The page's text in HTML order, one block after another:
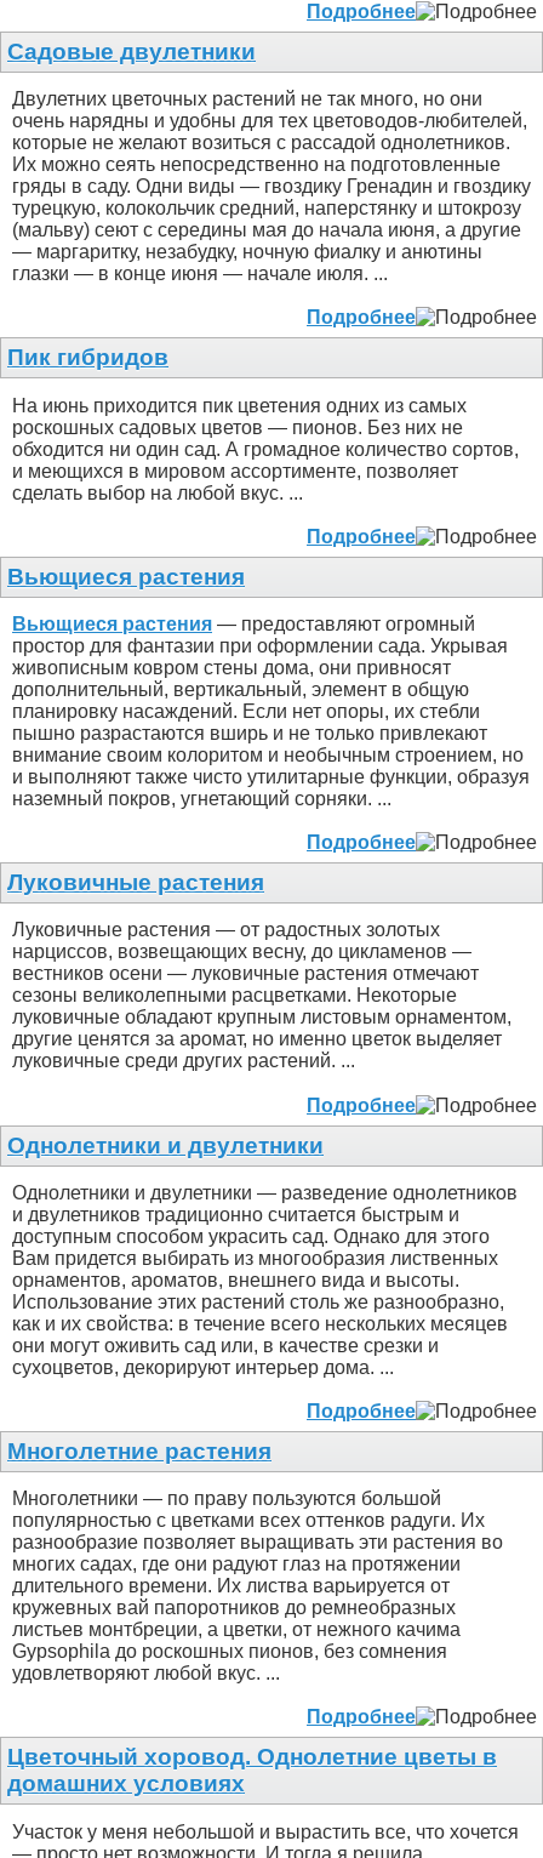
Подробнее
Садовые двулетники
Двулетних цветочных растений не так много, но они
очень нарядны и удобны для тех цветоводов-любителей,
которые не желают возиться с рассадой однолетников.
Их можно сеять непосредственно на подготовленные
гряды в саду. Одни виды — гвоздику Гренадин и гвоздику
турецкую, колокольчик средний, наперстянку и штокрозу
(мальву) сеют с середины мая до начала июня, а другие
— маргаритку, незабудку, ночную фиалку и анютины
глазки — в конце июня — начале июля. ...
Подробнее
Пик гибридов
На июнь приходится пик цветения одних из самых
роскошных садовых цветов — пионов. Без них не
обходится ни один сад. А громадное количество сортов,
и меющихся в мировом ассортименте, позволяет
сделать выбор на любой вкус. ...
Подробнее
Вьющиеся растения
Вьющиеся растения — предоставляют огромный
простор для фантазии при оформлении сада. Укрывая
живописным ковром стены дома, они привносят
дополнительный, вертикальный, элемент в общую
планировку насаждений. Если нет опоры, их стебли
пышно разрастаются вширь и не только привлекают
внимание своим колоритом и необычным строением, но
и выполняют также чисто утилитарные функции, образуя
наземный покров, угнетающий сорняки. ...
Подробнее
Луковичные растения
Луковичные растения — от радостных золотых
нарциссов, возвещающих весну, до цикламенов —
вестников осени — луковичные растения отмечают
сезоны великолепными расцветками. Некоторые
луковичные обладают крупным листовым орнаментом,
другие ценятся за аромат, но именно цветок выделяет
луковичные среди других растений. ...
Подробнее
Однолетники и двулетники
Однолетники и двулетники — разведение однолетников
и двулетников традиционно считается быстрым и
доступным способом украсить сад. Однако для этого
Вам придется выбирать из многообразия лиственных
орнаментов, ароматов, внешнего вида и высоты.
Использование этих растений столь же разнообразно,
как и их свойства: в течение всего нескольких месяцев
они могут оживить сад или, в качестве срезки и
сухоцветов, декорируют интерьер дома. ...
Подробнее
Многолетние растения
Многолетники — по праву пользуются большой
популярностью с цветками всех оттенков радуги. Их
разнообразие позволяет выращивать эти растения во
многих садах, где они радуют глаз на протяжении
длительного времени. Их листва варьируется от
кружевных вай папоротников до ремнеобразных
листьев монтбреции, а цветки, от нежного качима
Gypsophila до роскошных пионов, без сомнения
удовлетворяют любой вкус. ...
Подробнее
Цветочный хоровод. Однолетние цветы в
домашних условиях
Участок у меня небольшой и вырастить все, что хочется
— просто нет возможности. И тогда я решила